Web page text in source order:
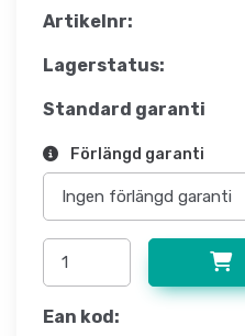
Artikelnr:
Lagerstatus:
Standard garanti
Förlängd garanti
Ean kod: